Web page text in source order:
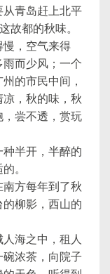
青岛赶上北平
故都的秋味。
慢，空气来得
而少风；一个
的市民中间，
，秋的味，秋
，尝不透，赏玩
半开，半醉的
。
方每年到了秋
柳影，西山的
海之中，租人
浓茶，向院子